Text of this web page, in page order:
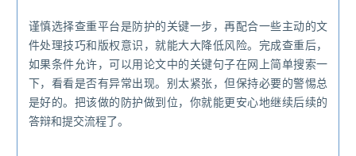
谨慎选择查重平台是防护的关键一步，再配合一些主动的文
件处理技巧和版权意识，就能大大降低风险。完成查重后，
如果条件允许，可以用论文中的关键句子在网上简单搜索一
下，看看是否有异常出现。别太紧张，但保持必要的警惕总
是好的。把该做的防护做到位，你就能更安心地继续后续的
答辩和提交流程了。